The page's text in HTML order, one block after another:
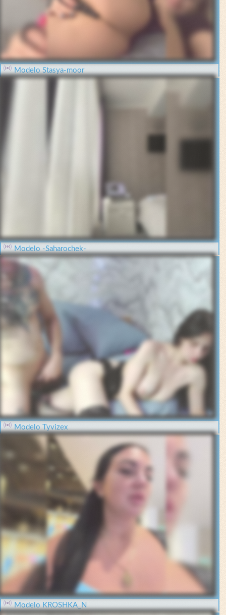
Modelo Stasya-moor
Modelo -Saharochek-
Modelo Tyvizex
Modelo KROSHKA_N